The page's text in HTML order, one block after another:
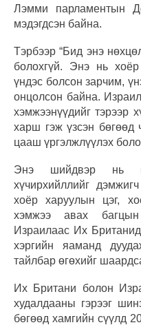
Лэмми парламентын
мэдэгдсэн байна.
Тэрбээр “Бид энэ
болохгүй. Энэ нь
үндэс болсон зарчим,
онцолсон байна.
хэмжээнүүдийг тэрээр
харш гэж үзсэн бөгөөд
цааш үргэлжлүүлэх
Энэ шийдвэр нь
хүчирхийллийг
хоёр харуулын цэг,
хэмжээ авах
Израилаас Их
хэргийн яаманд
тайлбар өгөхийг
Их Британи болон
худалдааны гэрээг
бөгөөд хамгийн сүүлд